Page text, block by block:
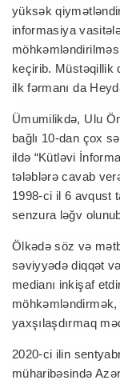
yüksək
informasiya
keçirib. Müstəqillik
ilk fərmanı da
Ümumilikdə, Ulu
bağlı 10-dan çox
ildə “Kütləvi
tələblərə cavab
1998-ci il 6 avqust
senzura ləğv
Ölkədə söz və
səviyyədə diqqət
medianı inkişaf
yaxşılaşdırmaq
2020-ci ilin
müharibəsində